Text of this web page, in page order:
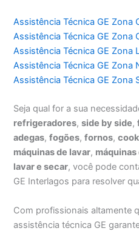
Assistência Técnica GE Zona
Assistência Técnica GE Zona
Assistência Técnica GE Zona
Assistência Técnica GE Zona
Assistência Técnica GE Zona
Seja qual for a sua
refrigeradores,side by side,
adegas,fogões,fornos,
máquinas de lavar,
lavar e secar, você pode
GE Interlagos para resolver
Com profissionais altamente
assistência técnica GE